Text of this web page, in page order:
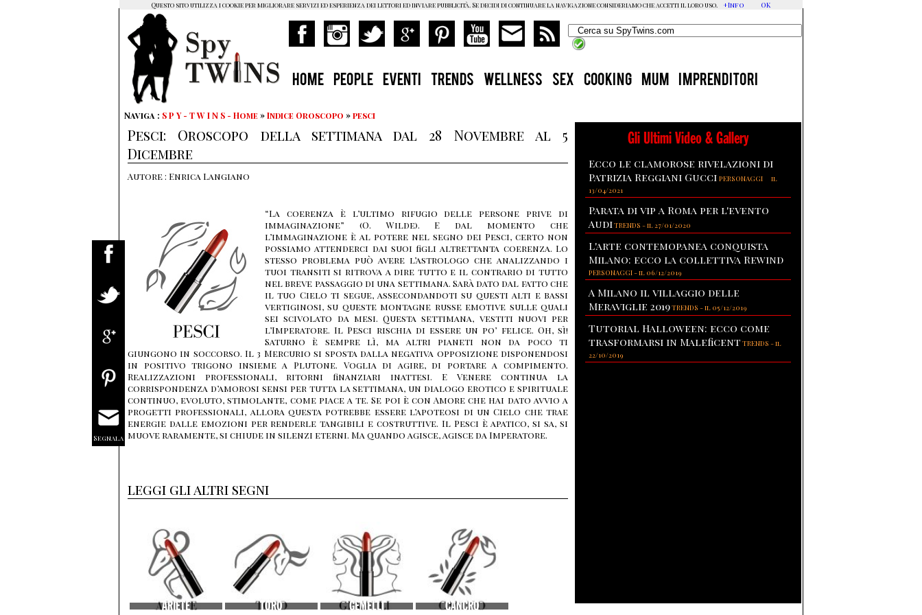
HOME PEOPLE EVENTI TRENDS WELLNESS SEX COOKING MUM IMPRENDITORI
Naviga : S P Y - T W I N S - Home »Indice Oroscopo »pesci
Pesci: Oroscopo della settimana dal 28 Novembre al 5
Dicembre
Autore : Enrica Langiano
“La coerenza è l’ultimo rifugio delle persone prive di
immaginazione” (O. Wilde). E dal momento che
l’immaginazione è al potere nel segno dei Pesci, certo non
possiamo attenderci dai suoi figli altrettanta coerenza. Lo
stesso problema può avere l’astrologo che analizzando i
tuoi transiti si ritrova a dire tutto e il contrario di tutto
nel breve passaggio di una settimana. Sarà dato dal fatto che
il tuo Cielo ti segue, assecondandoti su questi alti e bassi
vertiginosi, su queste montagne russe emotive sulle quali
sei scivolato da mesi. Questa settimana, vestiti nuovi per
l’Imperatore. Il Pesci rischia di essere un po’ felice. Oh, sì!
Saturno è sempre lì, ma altri pianeti non da poco ti
giungono in soccorso. Il 3 Mercurio si sposta dalla negativa opposizione disponendosi
in positivo trigono insieme a Plutone. Voglia di agire, di portare a compimento.
Realizzazioni professionali, ritorni finanziari inattesi. E Venere continua la
corrispondenza d’amorosi sensi per tutta la settimana, un dialogo erotico e spirituale
continuo, evoluto, stimolante, come piace a te. Se poi è con Amore che hai dato avvio a
progetti professionali, allora questa potrebbe essere l’apoteosi di un Cielo che trae
energie dalle emozioni per renderle tangibili e costruttive. Il Pesci è apatico, si sa, si
muove raramente, si chiude in silenzi eterni. Ma quando agisce, agisce da Imperatore.
leggi gli altri segni
ARIETE TORO GEMELLI CANCRO
Segnala
Gli Ultimi Video & Gallery
Ecco le clamorose rivelazioni di
Patrizia Reggiani Gucci PERSONAGGI
il
13/04/2021
Parata di vip a Roma per l'evento
AudiTRENDS -il 27/01/2020
L'arte contemopanea conquista
Milano: ecco la collettiva Rewind
PERSONAGGI-il 06/12/2019
A Milano il villaggio delle
Meraviglie 2019TRENDS -il 05/12/2019
Tutorial Halloween: ecco come
trasformarsi in Maleficent TRENDS -il
22/10/2019
Questo sito utilizza i cookie per migliorare servizi ed esperienza dei lettori ed inviare pubblicità. Se decidi di continuare la navigazione consideriamo che accetti il loro uso. +Info OK